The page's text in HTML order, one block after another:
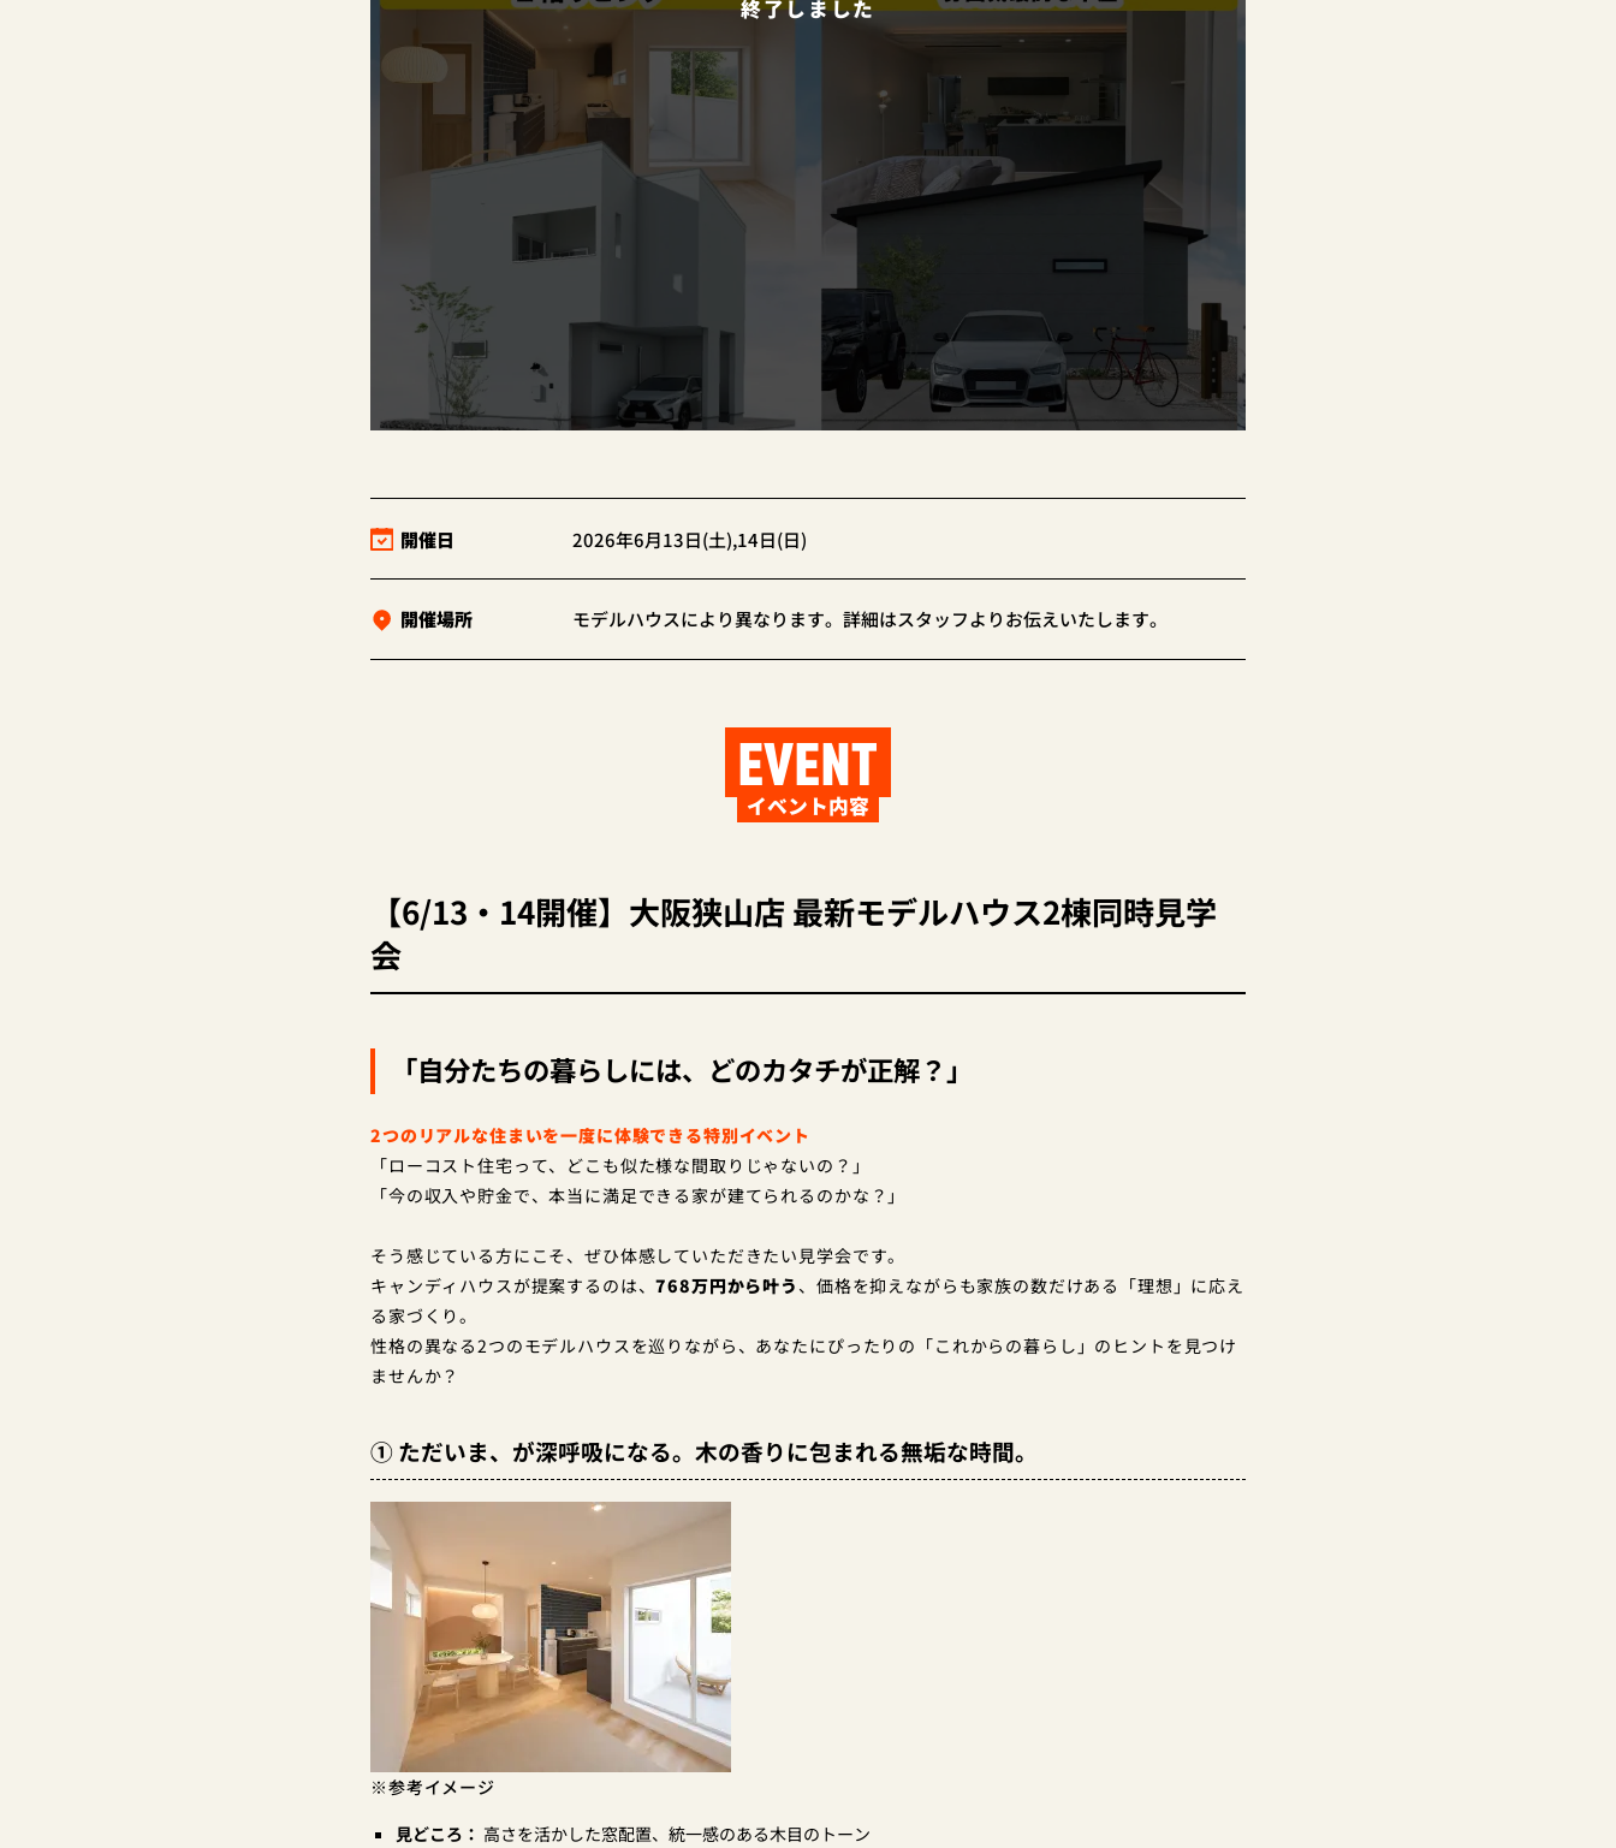
終了しました
開催日 2026年6月13日(土),14日(日)
開催場所 モデルハウスにより異なります。詳細はスタッフよりお伝えいたします。
EVENT
イベント内容
【6/13・14開催】大阪狭山店 最新モデルハウス2棟同時見学
会
「自分たちの暮らしには、どのカタチが正解？」
2つのリアルな住まいを一度に体験できる特別イベント
「ローコスト住宅って、どこも似た様な間取りじゃないの？」
「今の収入や貯金で、本当に満足できる家が建てられるのかな？」
そう感じている方にこそ、ぜひ体感していただきたい見学会です。
キャンディハウスが提案するのは、768万円から叶う 、価格を抑えながらも家族の数だけある「理想」に応え
る家づくり。
性格の異なる2つのモデルハウスを巡りながら、あなたにぴったりの「これからの暮らし」のヒントを見つけ
ませんか？
① ただいま、が深呼吸になる。木の香りに包まれる無垢な時間。
※参考イメージ
見どころ： 高さを活かした窓配置、統一感のある木目のトーン